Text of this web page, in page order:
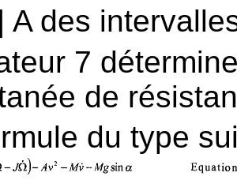
A des
7
de
du type